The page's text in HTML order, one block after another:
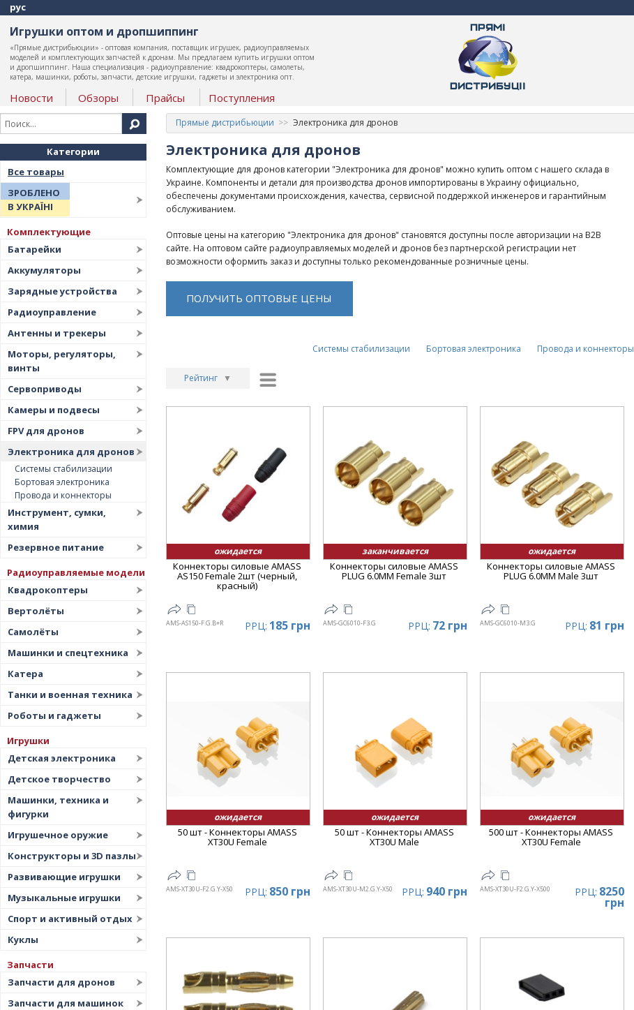
рус
Игрушки оптом и дропшиппинг
«Прямые дистрибьюции» - оптовая компания, поставщик игрушек, радиоуправляемых
моделей и комплектующих запчастей к дронам. Мы предлагаем купить игрушки оптом
и дропшиппинг. Наша специализация - радиоуправление: квадрокоптеры, самолеты,
катера, машинки, роботы, запчасти, детские игрушки, гаджеты и электроника опт.
Новости Обзоры Прайсы Поступления
Категории
Все товары
ЗРОБЛЕНО
В УКРАЇНІ
Комплектующие
Батарейки
Аккумуляторы
Зарядные устройства
Радиоуправление
Антенны и трекеры
Моторы, регуляторы,
винты
Сервоприводы
Камеры и подвесы
FPV для дронов
Электроника для дронов
Системы стабилизации
Бортовая электроника
Провода и коннекторы
Инструмент, сумки,
химия
Резервное питание
Радиоуправляемые модели
Квадрокоптеры
Вертолёты
Самолёты
Машинки и спецтехника
Катера
Танки и военная техника
Роботы и гаджеты
Игрушки
Детская электроника
Детское творчество
Машинки, техника и
фигурки
Игрушечное оружие
Конструкторы и 3D пазлы
Развивающие игрушки
Музыкальные игрушки
Спорт и активный отдых
Куклы
Запчасти
Запчасти для дронов
Запчасти для машинок
Прямые дистрибьюции Электроника для дронов
Электроника для дронов
Комплектующие для дронов категории "Электроника для дронов" можно купить оптом с нашего склада в
Украине. Компоненты и детали для производства дронов импортированы в Украину официально,
обеспечены документами происхождения, качества, сервисной поддержкой инженеров и гарантийным
обслуживанием.
Оптовые цены на категорию "Электроника для дронов" становятся доступны после авторизации на B2B
сайте. На оптовом сайте радиоуправляемых моделей и дронов без партнерской регистрации нет
возможности оформить заказ и доступны только рекомендованные розничные цены.
ПОЛУЧИТЬ ОПТОВЫЕ ЦЕНЫ
Системы стабилизации Бортовая электроника Провода и коннекторы
Рейтинг ▼
▲
Цена
ожидается
Коннекторы силовые AMASS
AS150 Female 2шт (черный,
красный)
AMS-AS150-F.G.B+R РРЦ: 185 грн
заканчивается
Коннекторы силовые AMASS
PLUG 6.0MM Female 3шт
AMS-GC6010-F3.G РРЦ: 72 грн
ожидается
Коннекторы силовые AMASS
PLUG 6.0MM Male 3шт
AMS-GC6010-M3.G РРЦ: 81 грн
ожидается
50 шт - Коннекторы AMASS
XT30U Female
AMS-XT30U-F2.G.Y-X50 РРЦ: 850 грн
ожидается
50 шт - Коннекторы AMASS
XT30U Male
AMS-XT30U-M2.G.Y-X50 РРЦ: 940 грн
ожидается
500 шт - Коннекторы AMASS
XT30U Female
AMS-XT30U-F2.G.Y-X500 РРЦ: 8250
грн